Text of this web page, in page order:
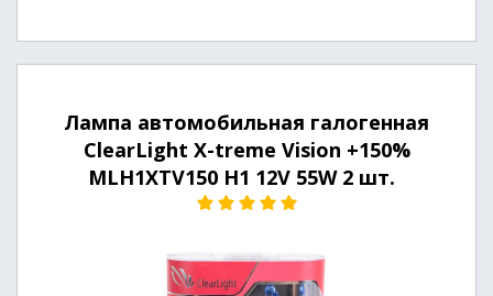
Лампа автомобильная галогенная
ClearLight X-treme Vision +150%
MLH1XTV150 H1 12V 55W 2 шт.